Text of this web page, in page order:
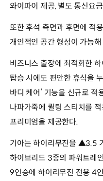
와이파이 제공, 별도 통신요
또한 후석 측면과 후면에 적
개인적인 공간 형성이 가능
비즈니스 출장에 최적화한
탑승 시에도 편안한 휴식을
바디 케어’ 기능을 신규로 적
나파가죽에 퀼팅 스티치를
프리미엄을 제공한다.
기아는 하이리무진을
하이브리드 3종의 파워트레
9인승에 하이리무진 전용 4